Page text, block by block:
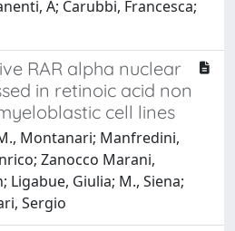
A; Carubbi, Francesca;
RAR alpha nuclear
in retinoic acid non
cell lines
Montanari; Manfredini,
Zanocco Marani,
Ligabue, Giulia; M., Siena;
Sergio